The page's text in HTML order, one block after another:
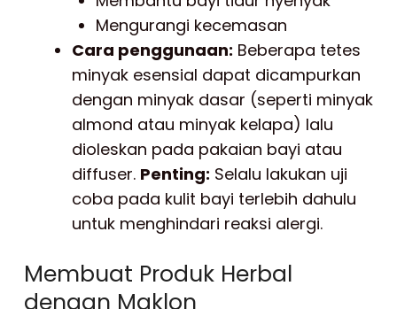
Mengurangi kecemasan
Cara penggunaan: Beberapa tetes
minyak esensial dapat dicampurkan
dengan minyak dasar (seperti minyak
almond atau minyak kelapa) lalu
dioleskan pada pakaian bayi atau
diffuser. Penting: Selalu lakukan uji
coba pada kulit bayi terlebih dahulu
untuk menghindari reaksi alergi.
Membuat Produk Herbal
dengan Maklon